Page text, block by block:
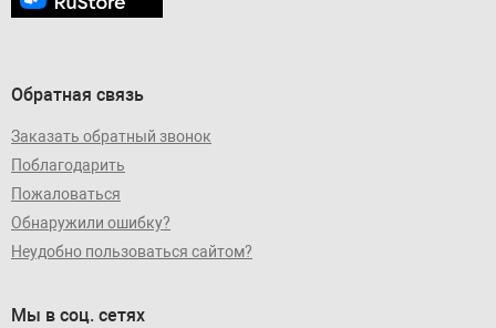
Обратная связь
Заказать обратный звонок
Поблагодарить
Пожаловаться
Обнаружили ошибку?
Неудобно пользоваться сайтом?
Мы в соц. сетях